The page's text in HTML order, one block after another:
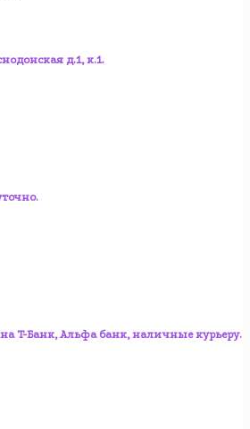
д.1, к.1.
на T-Банк, Альфа банк, наличные курьеру.